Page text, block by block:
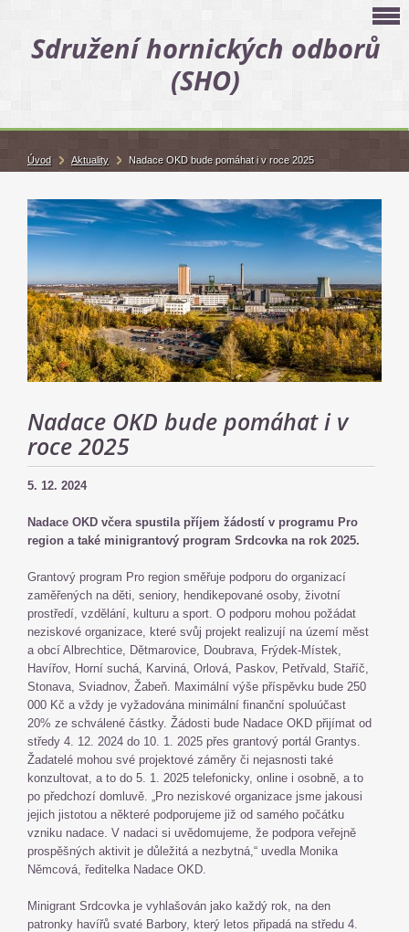
Sdružení hornických odborů
(SHO)
Nadace OKD bude pomáhat i v
roce 2025
5. 12. 2024
Nadace OKD včera spustila příjem žádostí v programu Pro
region a také minigrantový program Srdcovka na rok 2025.
Grantový program Pro region směřuje podporu do organizací
zaměřených na děti, seniory, hendikepované osoby, životní
prostředí, vzdělání, kulturu a sport. O podporu mohou požádat
neziskové organizace, které svůj projekt realizují na území měst
a obcí Albrechtice, Dětmarovice, Doubrava, Frýdek-Místek,
Havířov, Horní suchá, Karviná, Orlová, Paskov, Petřvald, Staříč,
Stonava, Sviadnov, Žabeň. Maximální výše příspěvku bude 250
000 Kč a vždy je vyžadována minimální finanční spoluúčast
20% ze schválené částky. Žádosti bude Nadace OKD přijímat od
středy 4. 12. 2024 do 10. 1. 2025 přes grantový portál Grantys.
Žadatelé mohou své projektové záměry či nejasnosti také
konzultovat, a to do 5. 1. 2025 telefonicky, online i osobně, a to
po předchozí domluvě. „Pro neziskové organizace jsme jakousi
jejich jistotou a některé podporujeme již od samého počátku
vzniku nadace. V nadaci si uvědomujeme, že podpora veřejně
prospěšných aktivit je důležitá a nezbytná,“ uvedla Monika
Němcová, ředitelka Nadace OKD.
Minigrant Srdcovka je vyhlašován jako každý rok, na den
patronky havířů svaté Barbory, který letos připadá na středu 4.
Úvod Aktuality Nadace OKD bude pomáhat i v roce 2025